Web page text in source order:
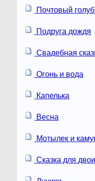
Почтовый
Подруга дождя
Свадебная
Огонь и вода
Капелька
Весна
Мотылек и
Сказка для